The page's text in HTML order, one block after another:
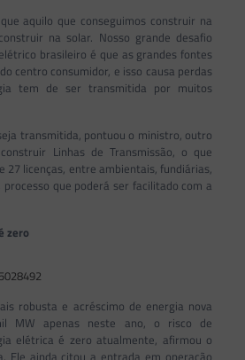
aquilo que conseguimos construir na
na solar. Nosso grande desafio
brasileiro é que as grandes fontes
centro consumidor, e isso causa perdas
tem de ser transmitida por muitos
transmitida, pontuou o ministro, outro
Linhas de Transmissão, o que
27 licenças, entre ambientais, fundiárias,
que poderá ser facilitado com a
zero
robusta e acréscimo de energia nova
MW apenas neste ano, o risco de
elétrica é zero atualmente, afirmou o
Ele ainda citou a entrada em operação